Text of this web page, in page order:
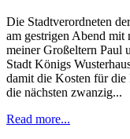
Die Stadtverordneten
am gestrigen Abend mit
meiner Großeltern Paul
Stadt Königs
damit die Kosten für die
die nächsten zwanzig...
Read more...